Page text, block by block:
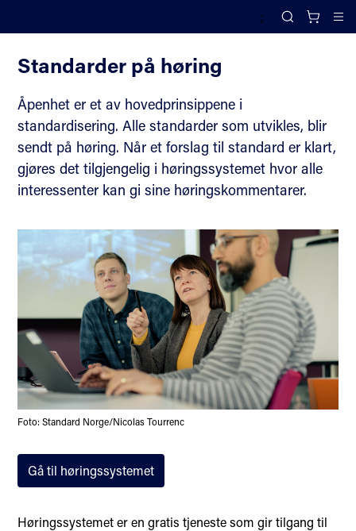
;
Search
Standarder på høring
Åpenhet er et av hovedprinsippene i
standardisering. Alle standarder som utvikles, blir
sendt på høring. Når et forslag til standard er klart,
gjøres det tilgjengelig i høringssystemet hvor alle
interessenter kan gi sine høringskommentarer.
Foto: Standard Norge/Nicolas Tourrenc
Gå til høringssystemet
Høringssystemet er en gratis tjeneste som gir tilgang til